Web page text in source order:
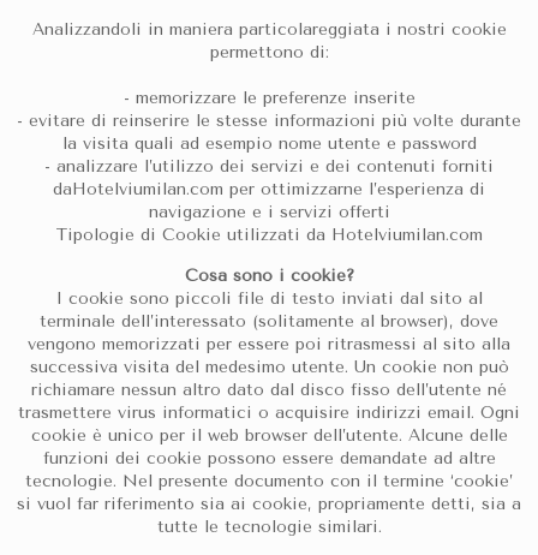
Analizzandoli in maniera particolareggiata i nostri cookie
permettono di:
- memorizzare le preferenze inserite
- evitare di reinserire le stesse informazioni più volte durante
la visita quali ad esempio nome utente e password
- analizzare l’utilizzo dei servizi e dei contenuti forniti
daHotelviumilan.com per ottimizzarne l’esperienza di
navigazione e i servizi offerti
Tipologie di Cookie utilizzati da Hotelviumilan.com
Cosa sono i cookie?
I cookie sono piccoli file di testo inviati dal sito al
terminale dell’interessato (solitamente al browser), dove
vengono memorizzati per essere poi ritrasmessi al sito alla
successiva visita del medesimo utente. Un cookie non può
richiamare nessun altro dato dal disco fisso dell’utente né
trasmettere virus informatici o acquisire indirizzi email. Ogni
cookie è unico per il web browser dell’utente. Alcune delle
funzioni dei cookie possono essere demandate ad altre
tecnologie. Nel presente documento con il termine ‘cookie’
si vuol far riferimento sia ai cookie, propriamente detti, sia a
tutte le tecnologie similari.